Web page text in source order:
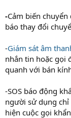
-Cảm biến
báo thay đổi
-Giám sát âm
nhắn tin hoặc gọi
quanh với bán
-SOS báo động
người sử dụng chỉ
hiện cuộc gọi